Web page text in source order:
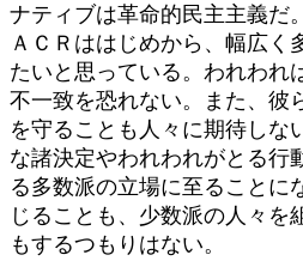
ナティブは革命的民主主義だ。
ＡＣＲははじめから、幅広く
たいと思っている。われわれ
不一致を恐れない。また、彼
を守ることも人々に期待しな
な諸決定やわれわれがとる行
る多数派の立場に至ることに
じることも、少数派の人々を
もするつもりはない。